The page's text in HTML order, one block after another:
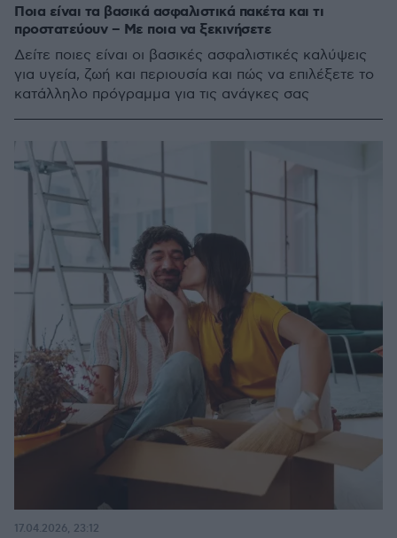
Ποια είναι τα βασικά ασφαλιστικά πακέτα και τι
προστατεύουν – Με ποια να ξεκινήσετε
Δείτε ποιες είναι οι βασικές ασφαλιστικές καλύψεις
για υγεία, ζωή και περιουσία και πώς να επιλέξετε το
κατάλληλο πρόγραμμα για τις ανάγκες σας
17.04.2026, 23:12